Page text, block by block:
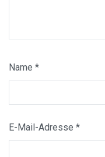
Name *
E-Mail-Adresse *